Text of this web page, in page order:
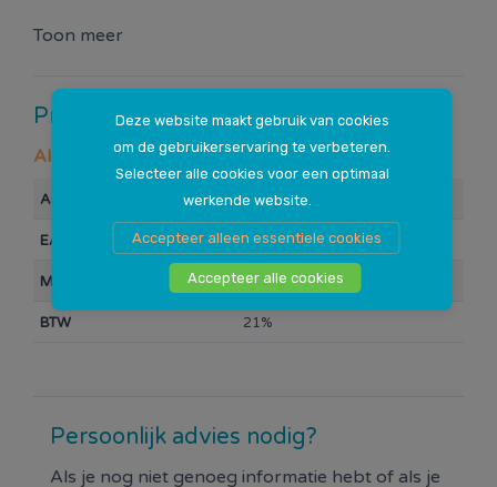
Deze website maakt gebruik van cookies
om de gebruikerservaring te verbeteren.
Selecteer alle cookies voor een optimaal
werkende website.
Accepteer alleen essentiele cookies
Accepteer alle cookies
Toon meer
Productspecificaties
Algemeen
Artikelnummer 110131
EAN Barcode 4009313877107
Merk KWB
BTW 21%
Persoonlijk advies nodig?
Als je nog niet genoeg informatie hebt of als je